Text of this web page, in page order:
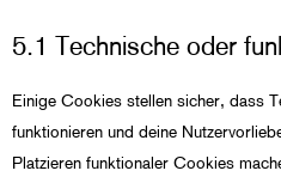
5.1 Technische oder
Einige Cookies stellen sicher, dass
funktionieren und deine
Platzieren funktionaler Cookies